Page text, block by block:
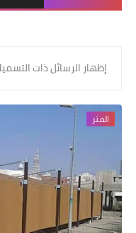
‏إظهار الرسائل ذات
المتر